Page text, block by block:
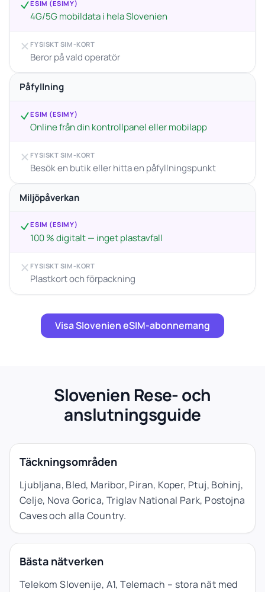
ESIM (ESIMY)
4G/5G mobildata i hela Slovenien
FYSISKT SIM-KORT
Beror på vald operatör
Påfyllning
ESIM (ESIMY)
Online från din kontrollpanel eller mobilapp
FYSISKT SIM-KORT
Besök en butik eller hitta en påfyllningspunkt
Miljöpåverkan
ESIM (ESIMY)
100 % digitalt — inget plastavfall
FYSISKT SIM-KORT
Plastkort och förpackning
Visa Slovenien eSIM-abonnemang
Slovenien Rese- och
anslutningsguide
Täckningsområden
Ljubljana, Bled, Maribor, Piran, Koper, Ptuj, Bohinj,
Celje, Nova Gorica, Triglav National Park, Postojna
Caves och alla Country.
Bästa nätverken
Telekom Slovenije, A1, Telemach – stora nät med